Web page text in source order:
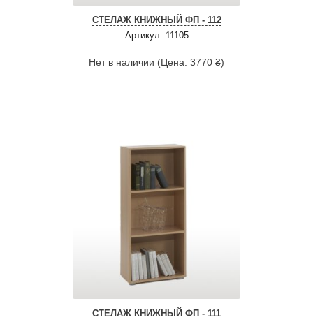
СТЕЛАЖ КНИЖНЫЙ ФП - 112
Артикул: 11105
Нет в наличии (Цена: 3770 ₴)
СТЕЛАЖ КНИЖНЫЙ ФП - 111